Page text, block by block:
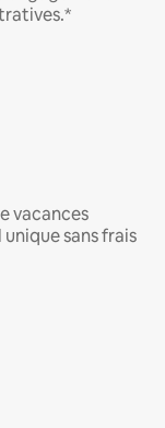
vacances
sans frais